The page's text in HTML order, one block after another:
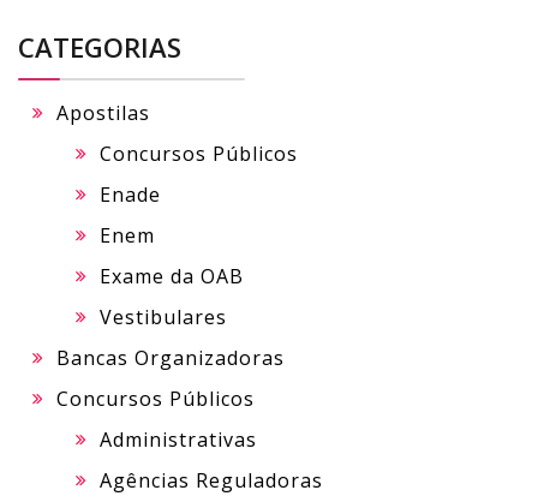
CATEGORIAS
Apostilas
Concursos Públicos
Enade
Enem
Exame da OAB
Vestibulares
Bancas Organizadoras
Concursos Públicos
Administrativas
Agências Reguladoras